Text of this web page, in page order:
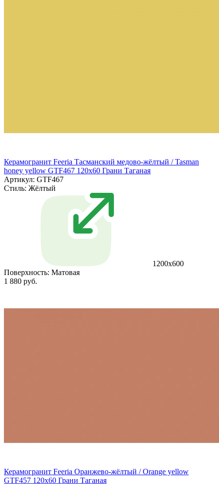
Керамогранит Feeria Тасманский медово‑жёлтый / Tasman
honey yellow GTF467 120х60 Грани Таганая
Артикул: GTF467
Стиль: Жёлтый
1200х600
Поверхность: Матовая
1 880 руб.
Керамогранит Feeria Оранжево‑жёлтый / Orange yellow
GTF457 120х60 Грани Таганая